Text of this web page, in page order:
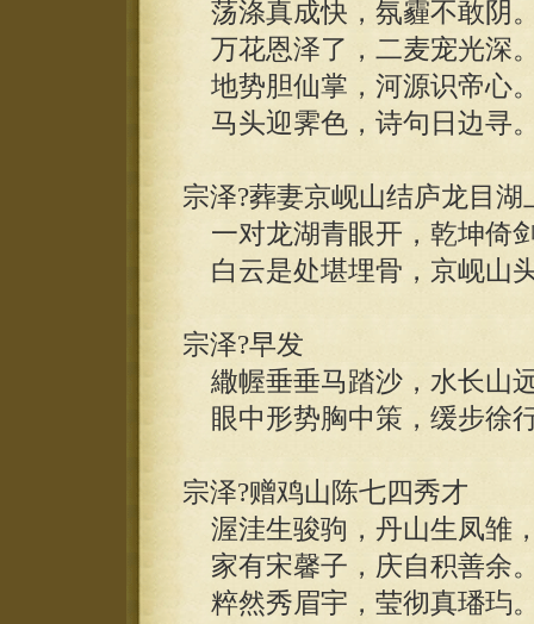
荡涤真成快，氛霾不敢阴
万花恩泽了，二麦宠光深
地势胆仙掌，河源识帝心
马头迎霁色，诗句日边寻
宗泽?葬妻京岘山结庐龙目湖
一对龙湖青眼开，乾坤倚
白云是处堪埋骨，京岘山
宗泽?早发
繖幄垂垂马踏沙，水长山
眼中形势胸中策，缓步徐
宗泽?赠鸡山陈七四秀才
渥洼生骏驹，丹山生凤雏
家有宋馨子，庆自积善余
粹然秀眉宇，莹彻真璠玙